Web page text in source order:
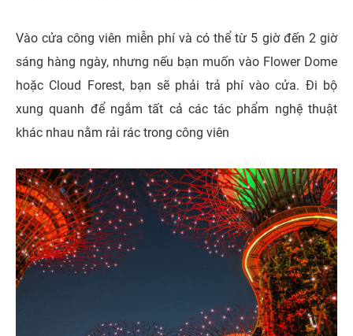
Vào cửa công viên miễn phí và có thể từ 5 giờ đến 2 giờ
sáng hàng ngày, nhưng nếu bạn muốn vào Flower Dome
hoặc Cloud Forest, bạn sẽ phải trả phí vào cửa. Đi bộ
xung quanh để ngắm tất cả các tác phẩm nghệ thuật
khác nhau nằm rải rác trong công viên